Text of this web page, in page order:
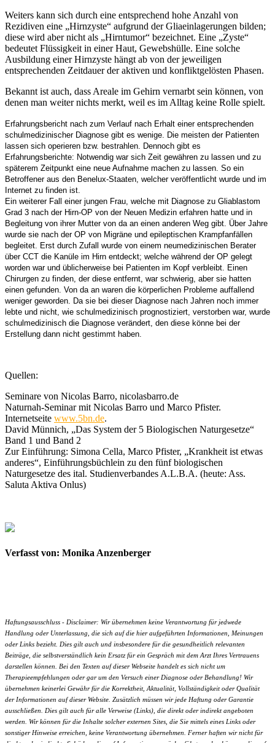
Weiters kann sich durch eine entsprechend hohe Anzahl von
Rezidiven eine „Hirnzyste“ aufgrund der Gliaeinlagerungen bilden;
diese wird aber nicht als „Hirntumor“ bezeichnet. Eine „Zyste“
bedeutet Flüssigkeit in einer Haut, Gewebshülle. Eine solche
Ausbildung einer Hirnzyste hängt ab von der jeweiligen
entsprechenden Zeitdauer der aktiven und konfliktgelösten Phasen.
Bekannt ist auch, dass Areale im Gehirn vernarbt sein können, von
denen man weiter nichts merkt, weil es im Alltag keine Rolle spielt.
Erfahrungsbericht nach zum Verlauf nach Erhalt einer entsprechenden
schulmedizinischer Diagnose gibt es wenige. Die meisten der Patienten
lassen sich operieren bzw. bestrahlen. Dennoch gibt es
Erfahrungsberichte: Notwendig war sich Zeit gewähren zu lassen und zu
späterem Zeitpunkt eine neue Aufnahme machen zu lassen. So ein
Betroffener aus den Benelux-Staaten, welcher veröffentlicht wurde und im
Internet zu finden ist.
Ein weiterer Fall einer jungen Frau, welche mit Diagnose zu Gliablastom
Grad 3 nach der Hirn-OP von der Neuen Medizin erfahren hatte und in
Begleitung von ihrer Mutter von da an einen anderen Weg gibt. Über Jahre
wurde sie nach der OP von Migräne und epileptischen Krampfanfällen
begleitet. Erst durch Zufall wurde von einem neumedizinischen Berater
über CCT die Kanüle im Hirn entdeckt; welche während der OP gelegt
worden war und üblicherweise bei Patienten im Kopf verbleibt. Einen
Chirurgen zu finden, der diese entfernt, war schwierig, aber sie hatten
einen gefunden. Von da an waren die körperlichen Probleme auffallend
weniger geworden. Da sie bei dieser Diagnose nach Jahren noch immer
lebte und nicht, wie schulmedizinisch prognostiziert, verstorben war, wurde
schulmedizinisch die Diagnose verändert, den diese könne bei der
Erstellung dann nicht gestimmt haben.
Quellen:
Seminare von Nicolas Barro, nicolasbarro.de
Naturnah-Seminar mit Nicolas Barro und Marco Pfister.
Internetseite www.5bn.de.
David Münnich, „Das System der 5 Biologischen Naturgesetze“
Band 1 und Band 2
Zur Einführung: Simona Cella, Marco Pfister, „Krankheit ist etwas
anderes“, Einführungsbüchlein zu den fünf biologischen
Naturgesetze des ital. Studienverbandes A.L.B.A. (heute: Ass.
Saluta Aktiva Onlus)
Verfasst von: Monika Anzenberger
Haftungsausschluss - Disclaimer: Wir übernehmen keine Verantwortung für jedwede
Handlung oder Unterlassung, die sich auf die hier aufgeführten Informationen, Meinungen
oder Links bezieht. Dies gilt auch und insbesondere für die gesundheitlich relevanten
Beiträge, die selbstverständlich kein Ersatz für ein Gespräch mit dem Arzt Ihres Vertrauens
darstellen können. Bei den Texten auf dieser Webseite handelt es sich nicht um
Therapieempfehlungen oder gar um den Versuch einer Diagnose oder Behandlung! Wir
übernehmen keinerlei Gewähr für die Korrektheit, Aktualität, Vollständigkeit oder Qualität
der Informationen auf dieser Website. Zusätzlich müssen wir jede Haftung oder Garantie
ausschließen. Dies gilt auch für alle Verweise (Links), die direkt oder indirekt angeboten
werden. Wir können für die Inhalte solcher externen Sites, die Sie mittels eines Links oder
sonstiger Hinweise erreichen, keine Verantwortung übernehmen. Ferner haften wir nicht für